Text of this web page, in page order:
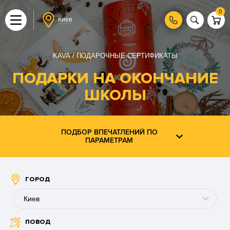
Киев
0
KAVA ПОДАРОЧНЫЕ СЕРТИФИКАТЫ
ПОДАРКИ НА ОКОНЧАНИЕ
ШКОЛЫ
ПОДБОР ВПЕЧАТЛЕНИЙ ПО
ПАРАМЕТРАМ
ГОРОД
Киев
Буковель
ПОВОД